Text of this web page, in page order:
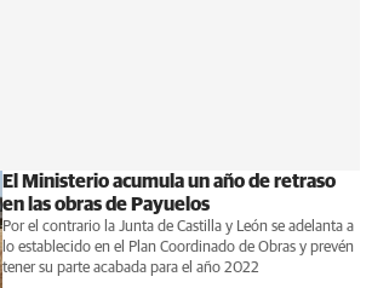
El Ministerio acumula un año de retraso
en las obras de Payuelos
Por el contrario la Junta de Castilla y León se adelanta a
lo establecido en el Plan Coordinado de Obras y prevén
tener su parte acabada para el año 2022